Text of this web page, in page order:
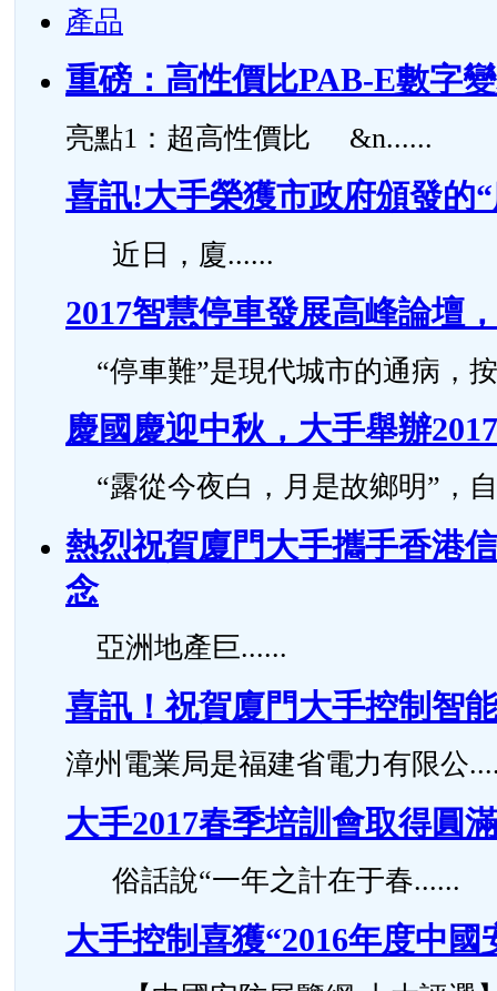
產品
重磅：高性價比PAB-E數字
亮點1：超高性價比 &n......
喜訊!大手榮獲市政府頒發的
近日，廈......
2017智慧停車發展高峰論壇
“停車難”是現代城市的通病，
慶國慶迎中秋，大手舉辦
“露從今夜白，月是故鄉明”，
熱烈祝賀廈門大手攜手香港
念
亞洲地產巨......
喜訊！祝賀廈門大手控制智
漳州電業局是福建省電力有限公
大手2017春季培訓會取得圓
俗話說“一年之計在于春......
大手控制喜獲“2016年度中